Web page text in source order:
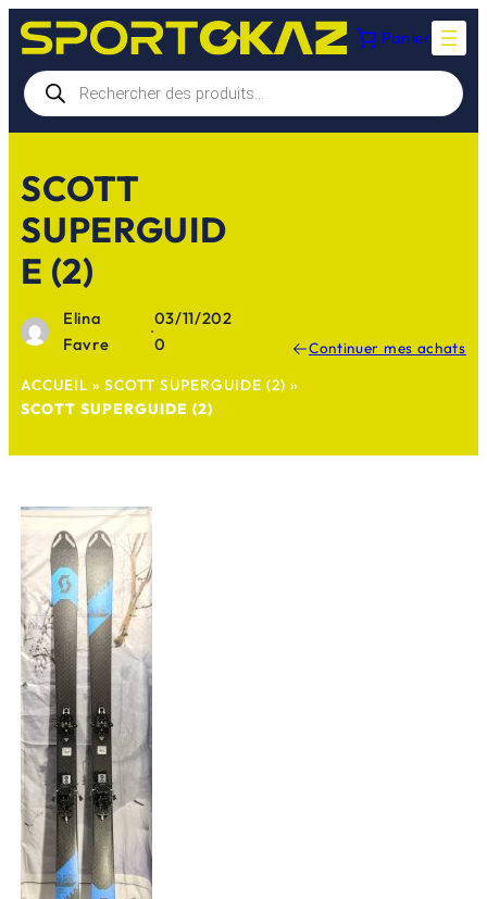
Aller
au
contenu
Panier
Recherche
de
produits
SCOTT
SUPERGUID
E (2)
Elina
Favre
·
03/11/202
0
Continuer mes achats
ACCUEIL » SCOTT SUPERGUIDE (2) »
SCOTT SUPERGUIDE (2)